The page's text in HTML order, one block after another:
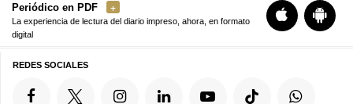
Periódico en PDF
La experiencia de lectura del diario impreso, ahora, en formato
digital
REDES SOCIALES